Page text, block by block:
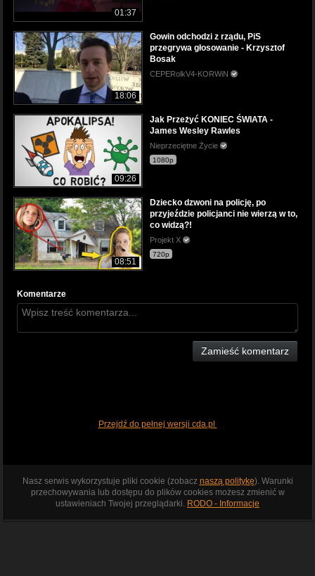
01:37
18:06
Gowin odchodzi z rządu, PiS
przegrywa głosowanie - Krzysztof
Bosak
CEPERolkV4-KORWiN
09:26
Jak Przeżyć KONIEC ŚWIATA -
James Wesley Rawles
Nieprzeciętne Życie
1080p
08:51
Dziecko dzwoni na policję, po
przyjeździe policjanci nie wierzą w to,
co widzą?!
Projekt X
720p
Komentarze
Zamieść komentarz
Przejdź do pełnej wersji cda.pl
Nasz serwis wykorzystuje pliki cookie (zobacz naszą politykę). Warunki
przechowywania lub dostępu do plików cookies możesz zmienić w
ustawieniach Twojej przeglądarki. RODO - Informacje